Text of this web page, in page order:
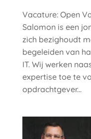
Vacature: Open
Salomon is een
zich bezighoudt
begeleiden van
IT. Wij werken
expertise toe te
opdrachtgever...